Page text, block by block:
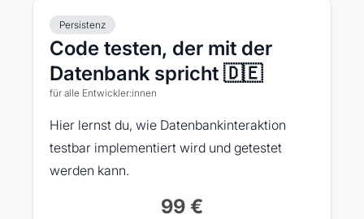
Persistenz
Code testen, der mit der
Datenbank spricht 🇩🇪
für alle Entwickler:innen
Hier lernst du, wie Datenbankinteraktion
testbar implementiert wird und getestet
werden kann.
99 €